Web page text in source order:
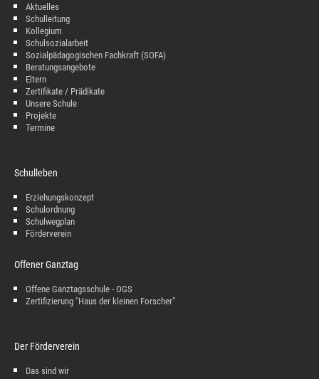
Aktuelles
Schulleitung
Kollegium
Schulsozialarbeit
Sozialpädagogischen Fachkraft (SOFA)
Beratungsangebote
Eltern
Zertifikate / Prädikate
Unsere Schule
Projekte
Termine
Schulleben
Erziehungskonzept
Schulordnung
Schulwegplan
Förderverein
Offener Ganztag
Offene Ganztagsschule - OGS
Zertifizierung "Haus der kleinen Forscher"
Der Förderverein
Das sind wir